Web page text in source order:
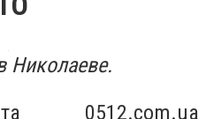
Николаеве.
0512.com.ua